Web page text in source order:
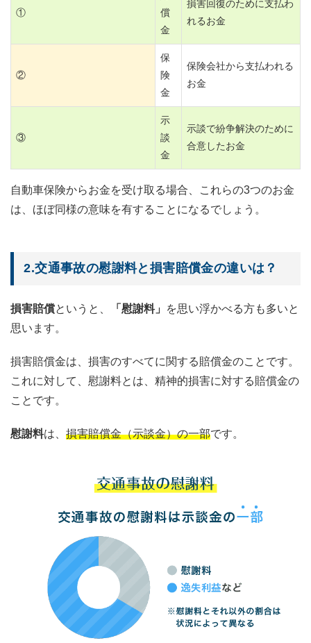
①
償
金
損害回復のために支払わ
れるお金
②
保
険
金
保険会社から支払われる
お金
③
示
談
金
示談で紛争解決のために
合意したお金
自動車保険からお金を受け取る場合、これらの3つのお金
は、ほぼ同様の意味を有することになるでしょう。
2.交通事故の慰謝料と損害賠償金の違いは？
損害賠償というと、 「慰謝料」
を思い浮かべる方も多いと
思います。
損害賠償金は、損害のすべてに関する賠償金のことです。
これに対して、慰謝料とは、精神的損害に対する賠償金の
ことです。
慰謝料は、 損害賠償金（示談金）の一部です。